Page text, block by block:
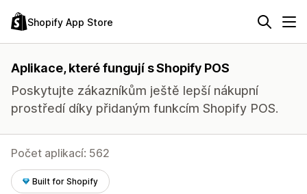
Shopify App Store
Aplikace, které fungují s Shopify POS
Poskytujte zákazníkům ještě lepší nákupní
prostředí díky přidaným funkcím Shopify POS.
Počet aplikací: 562
Built for Shopify